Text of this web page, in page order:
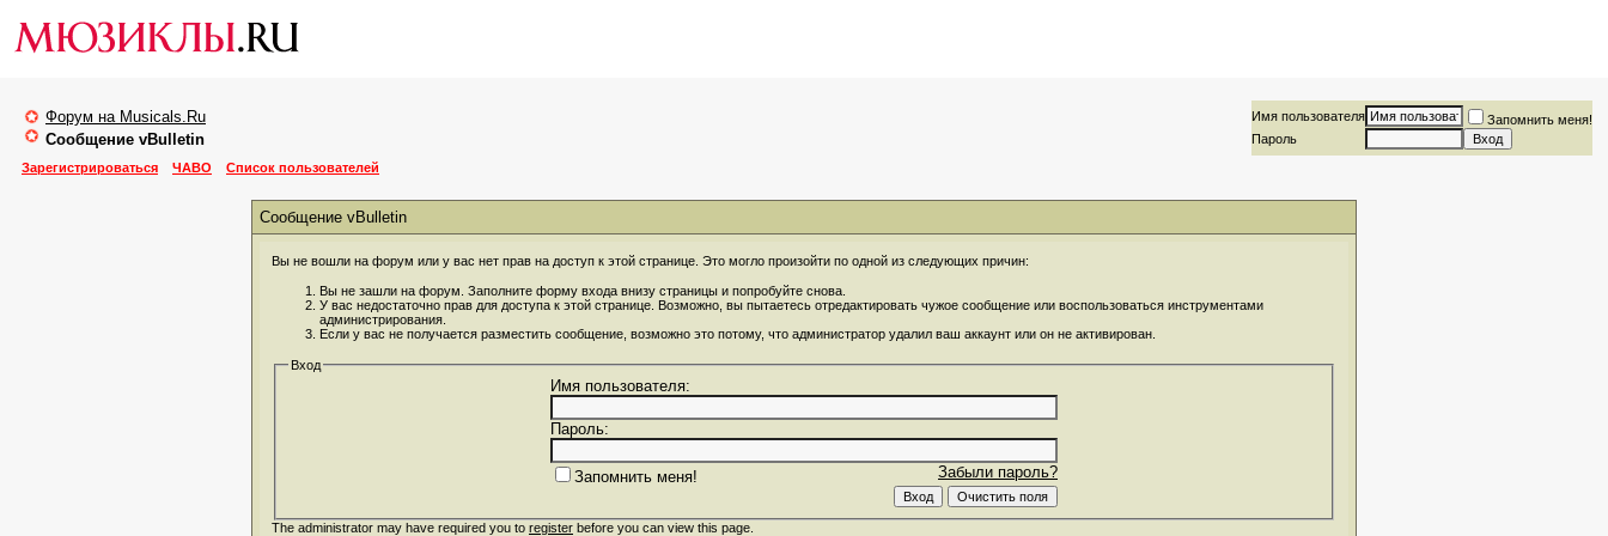
Форум на Musicals.Ru
Сообщение vBulletin
Имя пользователя
Запомнить меня!
Пароль
Зарегистрироваться
ЧАВО Список пользователей
Сообщение vBulletin
Вы не вошли на форум или у вас нет прав на доступ к этой странице. Это могло произойти по одной из следующих причин:
Вы не зашли на форум. Заполните форму входа внизу страницы и попробуйте снова.
У вас недостаточно прав для доступа к этой странице. Возможно, вы пытаетесь отредактировать чужое сообщение или воспользоваться инструментами
администрирования.
Если у вас не получается разместить сообщение, возможно это потому, что администратор удалил ваш аккаунт или он не активирован.
Вход
Имя пользователя:
Пароль:
Забыли пароль?
Запомнить меня!
The administrator may have required you to register before you can view this page.